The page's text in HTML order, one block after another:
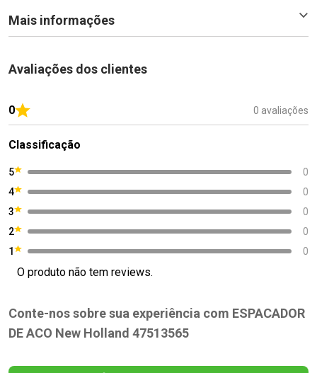
Mais informações
Avaliações dos clientes
0 0 avaliações
Classificação
5
0
4
0
3
0
2
0
1
0
O produto não tem reviews.
Conte-nos sobre sua experiência com ESPACADOR
DE ACO New Holland 47513565